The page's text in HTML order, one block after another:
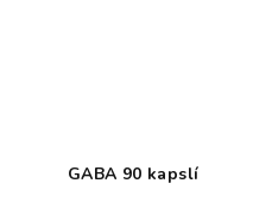
GABA 90 kapslí